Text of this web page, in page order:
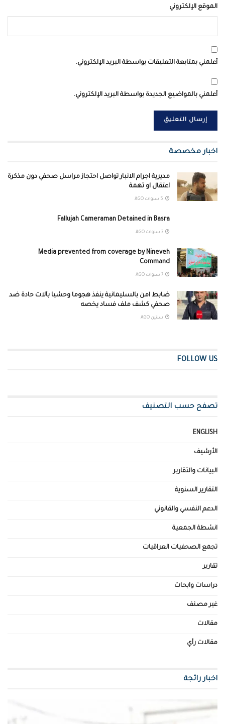
الموقع الإلكتروني
أعلمني بمتابعة التعليقات بواسطة البريد الإلكتروني.
أعلمني بالمواضيع الجديدة بواسطة البريد الإلكتروني.
اخبار مخصصة
مديرية اجرام الانبار تواصل احتجاز مراسل صحفي دون مذكرة
اعتقال او تهمة
Fallujah Cameraman Detained in Basra
Media prevented from coverage by Nineveh
Command
ضابط امن بالسليمانية ينفذ هجوما وحشيا بآلات حادة ضد
صحفي كشف ملف فساد يخصه
سنتين AGO
FOLLOW US
تصفح حسب التصنيف
ENGLISH
الأرشيف
البيانات والتقارير
التقارير السنوية
الدعم النفسي والقانوني
انشطة الجمعية
تجمع الصحفيات العراقيات
تقارير
دراسات وابحاث
غير مصنف
مقالات
مقالات رأي
اخبار رائجة